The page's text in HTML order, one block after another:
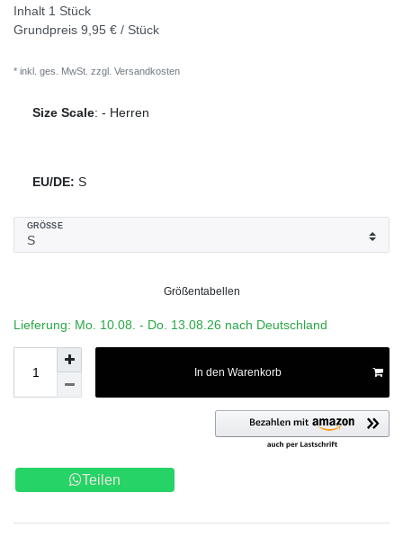
Inhalt 1 Stück
Grundpreis 9,95 € / Stück
* inkl. ges. MwSt. zzgl. Versandkosten
Size Scale: - Herren
EU/DE: S
GRÖSSE
Größentabellen
Lieferung: Mo. 10.08. - Do. 13.08.26 nach Deutschland
In den Warenkorb
Teilen